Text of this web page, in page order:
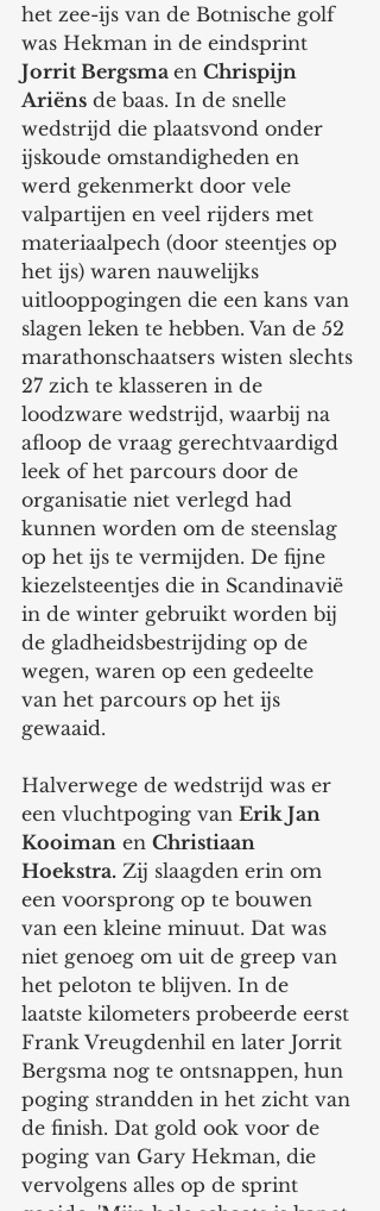
het zee-ijs van de Botnische golf
was Hekman in de eindsprint
Jorrit Bergsma en Chrispijn
Ariëns de baas. In de snelle
wedstrijd die plaatsvond onder
ijskoude omstandigheden en
werd gekenmerkt door vele
valpartijen en veel rijders met
materiaalpech (door steentjes op
het ijs) waren nauwelijks
uitlooppogingen die een kans van
slagen leken te hebben. Van de 52
marathonschaatsers wisten slechts
27 zich te klasseren in de
loodzware wedstrijd, waarbij na
afloop de vraag gerechtvaardigd
leek of het parcours door de
organisatie niet verlegd had
kunnen worden om de steenslag
op het ijs te vermijden. De fijne
kiezelsteentjes die in Scandinavië
in de winter gebruikt worden bij
de gladheidsbestrijding op de
wegen, waren op een gedeelte
van het parcours op het ijs
gewaaid.
Halverwege de wedstrijd was er
een vluchtpoging van Erik Jan
Kooiman en Christiaan
Hoekstra. Zij slaagden erin om
een voorsprong op te bouwen
van een kleine minuut. Dat was
niet genoeg om uit de greep van
het peloton te blijven. In de
laatste kilometers probeerde eerst
Frank Vreugdenhil en later Jorrit
Bergsma nog te ontsnappen, hun
poging strandden in het zicht van
de finish. Dat gold ook voor de
poging van Gary Hekman, die
vervolgens alles op de sprint